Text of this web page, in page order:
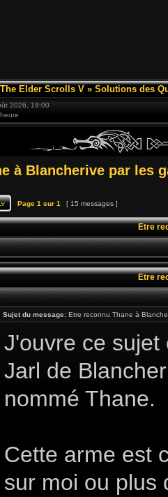
Elder Scrolls V » Solutions des
2026, 19:00
à Blancherive par les
Page 1 sur 1 [ 15 messages ]
Etre
Etre
Sujet du message: Etre reconnu Thane à
J'ouvre ce
Jarl de
nommé Thane.
Cette arme est
sur moi ou plus